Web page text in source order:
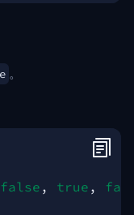
。
false , true ,